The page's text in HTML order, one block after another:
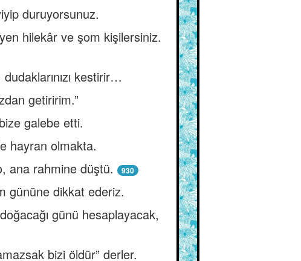
duruyorsunuz.
hilekâr ve şom kişilersiniz.
dudaklarınızı kestirir…
getiririm.”
galebe etti.
hayran olmakta.
ana rahmine düştü.
930
gününe dikkat ederiz.
günü hesaplayacak,
bizi öldür” derler.